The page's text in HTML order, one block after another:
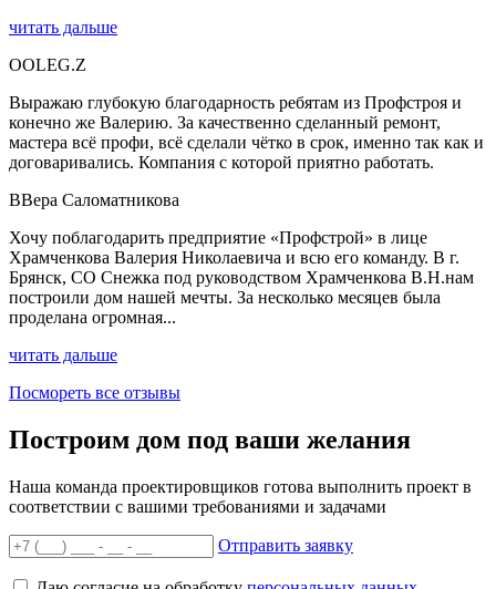
читать дальше
OOLEG.Z
Выражаю глубокую благодарность ребятам из Профстроя и
конечно же Валерию. За качественно сделанный ремонт,
мастера всё профи, всё сделали чётко в срок, именно так как и
договаривались. Компания с которой приятно работать.
ВВера Саломатникова
Хочу поблагодарить предприятие «Профстрой» в лице
Храмченкова Валерия Николаевича и всю его команду. В г.
Брянск, СО Снежка под руководством Храмченкова В.Н.нам
построили дом нашей мечты. За несколько месяцев была
проделана огромная...
читать дальше
Посмореть все отзывы
Построим дом под ваши желания
Наша команда проектировщиков готова выполнить проект в
соответствии с вашими требованиями и задачами
Отправить заявку